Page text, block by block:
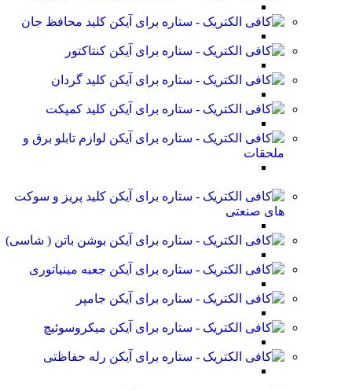
کلید محافظ جان
کنتاکتور
کلید گردان
کلید کمپکت
لوازم تابلو برق و
ملحقات
کلید پریز و سوکت
های صنعتی
بوشن باتن ( شاسی)
جعبه مینیاتوری
جامپر
میکروسوئیچ
رله حفاظتی